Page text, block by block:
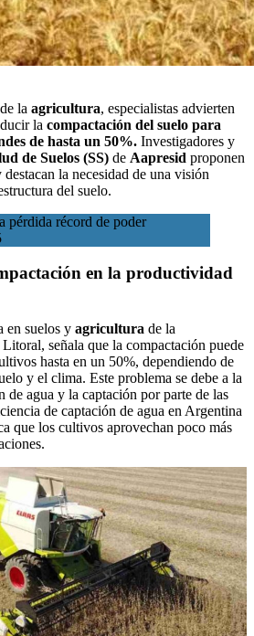
la agricultura, especialistas advierten
la compactación del suelo para
de hasta un 50%. Investigadores y
de Suelos (SS) de Aapresid proponen
la necesidad de una visión
del suelo.
pérdida récord de poder
en la productividad
en suelos y agricultura de la
señala que la compactación puede
hasta en un 50%, dependiendo de
y el clima. Este problema se debe a la
agua y la captación por parte de las
de captación de agua en Argentina
que los cultivos aprovechan poco más